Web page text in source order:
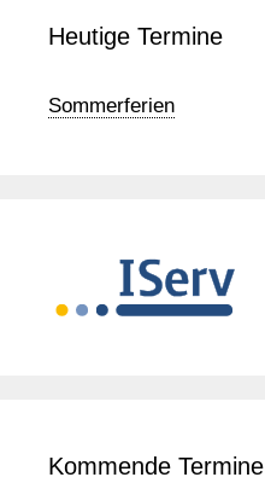
Heutige Termine
Sommerferien
Kommende Termine